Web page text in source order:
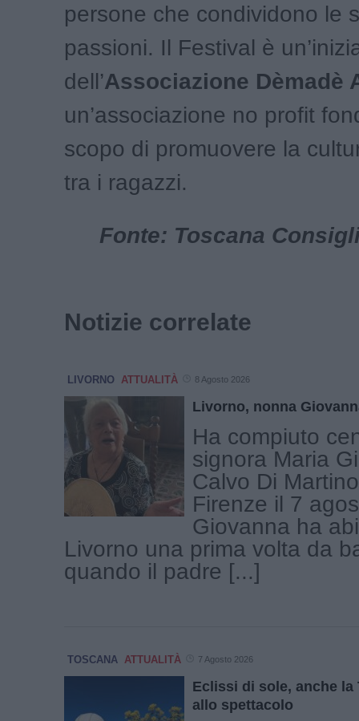
persone che condividono le
passioni. Il Festival è
dell’Associazione Dèmadè
un’associazione no profit
scopo di promuovere la
tra i ragazzi.
Fonte: Toscana
Notizie correlate
LIVORNO ATTUALITÀ 8 Agosto 2026
Livorno, nonna
Ha compiuto
signora Maria
Calvo Di
Firenze il 7
Giovanna ha
Livorno una prima volta da
quando il padre [...]
TOSCANA ATTUALITÀ 7 Agosto 2026
Eclissi di sole, anche la
allo spettacolo